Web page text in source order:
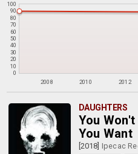
2008 2010 2012
0
10
20
30
40
50
60
70
80
90
100
DAUGHTERS
You
You Want
[2018] Ipecac